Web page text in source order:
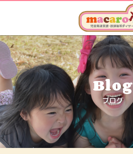
Blog
ブログ